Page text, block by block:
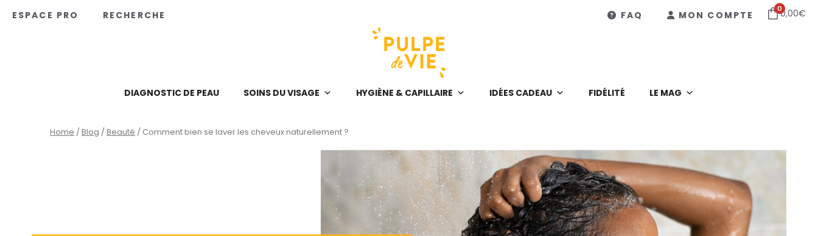
ESPACE PRO RECHERCHE FAQ MON COMPTE
00,00€
DIAGNOSTIC DE PEAU SOINS DU VISAGE HYGIÈNE & CAPILLAIRE IDÉES CADEAU FIDÉLITÉ LE MAG
Home /Blog /Beauté / Comment bien se laver les cheveux naturellement ?